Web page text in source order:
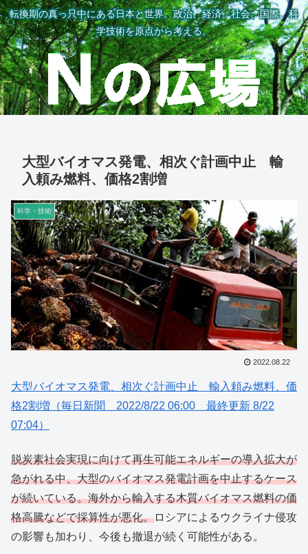
転換期の真っ只中にある日本と世界。政治、経済、社会、国際、科
学技術を原点から考える。
大型バイオマス発電、相次ぐ計画中止 輸
入頼み燃料、価格2割増
科学・技術
2022.08.22
大型バイオマス発電、相次ぐ計画中止 輸入頼み燃料、価
格2割増（毎日新聞 2022/8/22 06:00 最終更新 8/22
07:04）
脱炭素社会実現に向けて再生可能エネルギーの導入拡大が
急がれる中、大型のバイオマス発電計画を中止するケース
が続いている。海外から輸入する木質バイオマス燃料の価
格高騰などで採算性が悪化。ロシアによるウクライナ侵攻
の影響も加わり、今後も撤退が続く可能性がある。